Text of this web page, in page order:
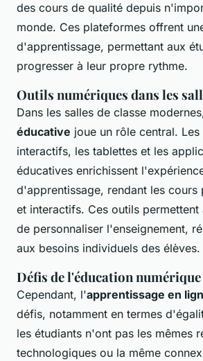
des cours de qualité depuis
monde. Ces plateformes offrent
d'apprentissage, permettant aux
progresser à leur propre rythme.
Outils numériques dans les
Dans les salles de classe
éducative joue un rôle central. Les
interactifs, les tablettes et les
éducatives enrichissent
d'apprentissage, rendant les cours
et interactifs. Ces outils permettent
de personnaliser l'enseignement,
aux besoins individuels des élèves.
Défis de l'éducation numérique
Cependant, l'apprentissage en
défis, notamment en termes
les étudiants n'ont pas les mêmes
technologiques ou la même